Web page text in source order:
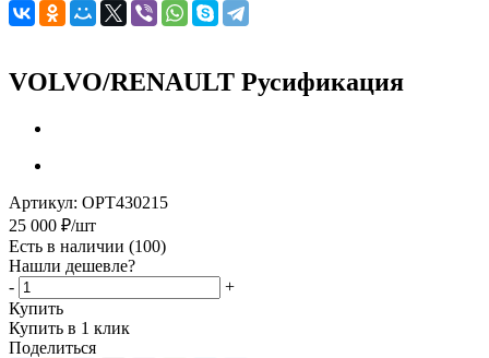
VOLVO/RENAULT Русификация
Артикул: OPT430215
25 000 ₽/шт
Есть в наличии (100)
Нашли дешевле?
-
+
Купить
Купить в 1 клик
Поделиться